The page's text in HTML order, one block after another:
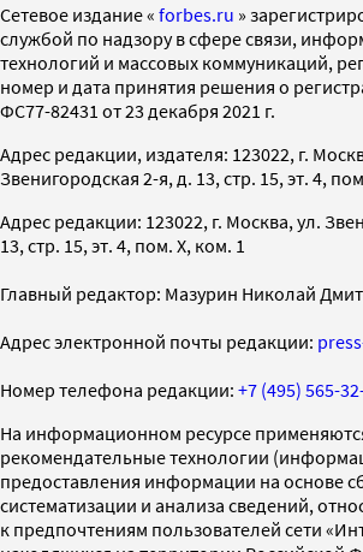
Cетевое издание « forbes.ru »
службой по надзору в сфере связи,
технологий и массовых коммуникаций,
номер и дата принятия решения о
ФС77-82431 от 23 декабря 2021 г.
Адрес редакции, издателя: 123022, г.
Звенигородская 2-я, д. 13, стр. 15, эт. 4,
Адрес редакции: 123022, г. Москва, ул.
13, стр. 15, эт. 4, пом. X, ком. 1
Главный редактор: Мазурин Николай
Адрес электронной почты редакции:
Номер телефона редакции: +7 (495) 565-
На информационном ресурсе
рекомендательные технологии
предоставления информации на основе
систематизации и анализа сведений,
к предпочтениям пользователей сети